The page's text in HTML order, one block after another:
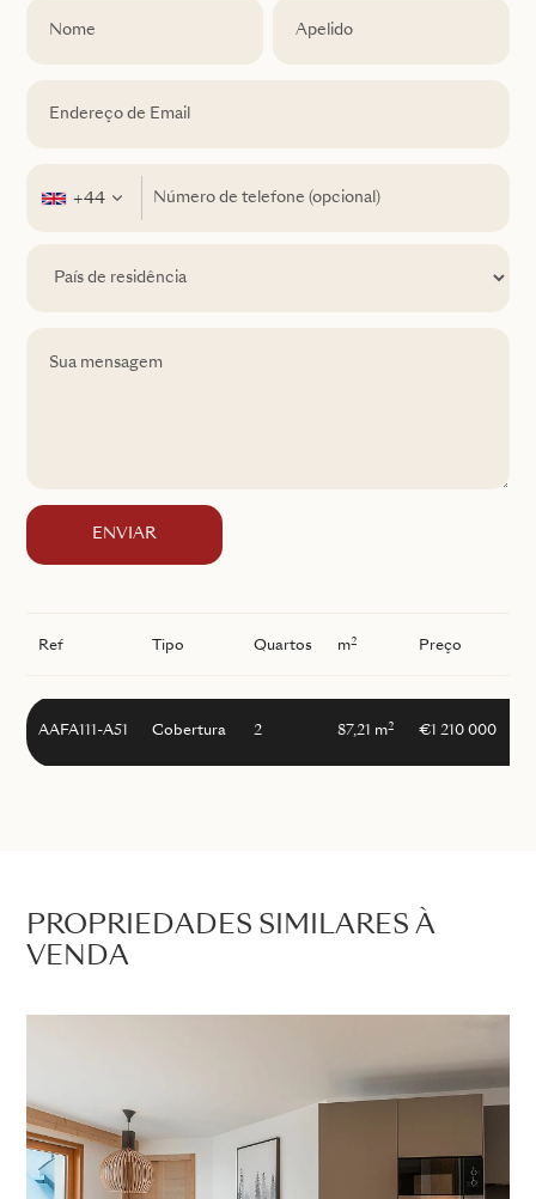
+44
ENVIAR
Ref Tipo Quartos m2 Preço
AAFA111-A51 Cobertura 2 87,21 m2 €1 210 000
PROPRIEDADES SIMILARES À
VENDA